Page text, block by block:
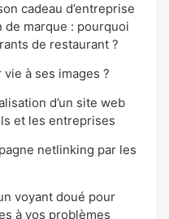
cadeau d’entreprise
de marque : pourquoi
de restaurant ?
à ses images ?
d’un site web
et les entreprises
netlinking par les
voyant doué pour
à vos problèmes